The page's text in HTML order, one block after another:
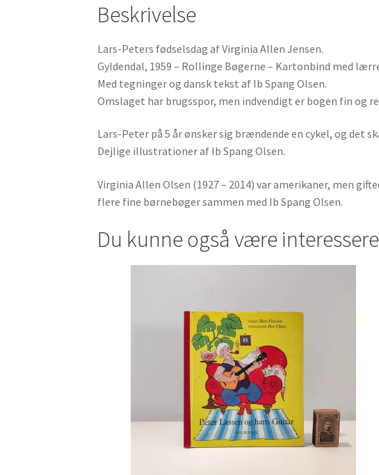
Beskrivelse
Lars-Peters fødselsdag af Virginia Allen Jensen.
Gyldendal, 1959 – Rollinge Bøgerne – Kartonbind med
Med tegninger og dansk tekst af Ib Spang Olsen.
Omslaget har brugsspor, men indvendigt er bogen fin og
Lars-Peter på 5 år ønsker sig brændende en cykel, og det
Dejlige illustrationer af Ib Spang Olsen.
Virginia Allen Olsen (1927 – 2014) var amerikaner, men
flere fine børnebøger sammen med Ib Spang Olsen.
Du kunne også være